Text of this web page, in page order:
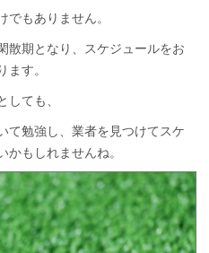
もありません。
散期となり、スケジュールをお
ます。
しても、
て勉強し、業者を見つけてスケ
かもしれませんね。